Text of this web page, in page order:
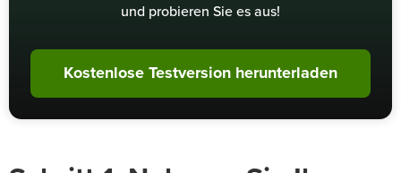
und probieren Sie es aus!
Kostenlose Testversion herunterladen